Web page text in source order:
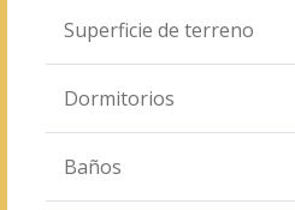
Superficie de terreno
Dormitorios
Baños